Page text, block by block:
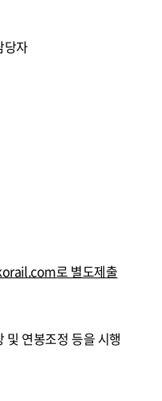
당자
로 별도제출
및 연봉조정 등을 시행